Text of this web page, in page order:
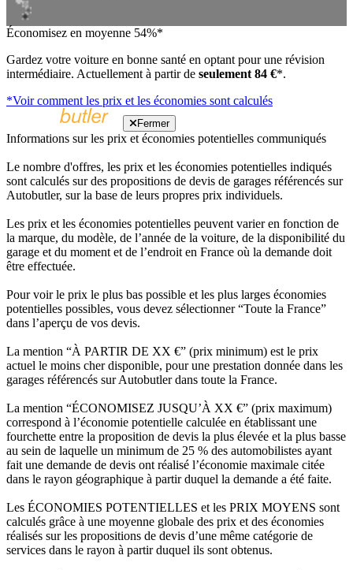
Économisez en moyenne 54%*
Gardez votre voiture en bonne santé en optant pour une révision
intermédiaire. Actuellement à partir de seulement 84 €*.
*Voir comment les prix et les économies sont calculés
Fermer
Informations sur les prix et économies potentielles communiqués
Le nombre d'offres, les prix et les économies potentielles indiqués
sont calculés sur des propositions de devis de garages référencés sur
Autobutler, sur la base de leurs propres prix individuels.
Les prix et les économies potentielles peuvent varier en fonction de
la marque, du modèle, de l’année de la voiture, de la disponibilité du
garage et du moment et de l’endroit en France où la demande doit
être effectuée.
Pour voir le prix le plus bas possible et les plus larges économies
potentielles possibles, vous devez sélectionner “Toute la France”
dans l’aperçu de vos devis.
La mention “À PARTIR DE XX €” (prix minimum) est le prix
actuel le moins cher disponible, pour une prestation donnée dans les
garages référencés sur Autobutler dans toute la France.
La mention “ÉCONOMISEZ JUSQU’À XX €” (prix maximum)
correspond à l’économie potentielle calculée en établissant une
fourchette entre la proposition de devis la plus élevée et la plus basse
au sein de laquelle un minimum de 25 % des automobilistes ayant
fait une demande de devis ont réalisé l’économie maximale citée
dans le rayon géographique à partir duquel la demande a été faite.
Les ÉCONOMIES POTENTIELLES et les PRIX MOYENS sont
calculés grâce à une moyenne globale des prix et des économies
réalisés sur les propositions de devis d’une même catégorie de
services dans le rayon à partir duquel ils sont obtenus.